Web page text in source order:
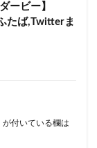
ービー】
たば,Twitterま
が付いている欄は